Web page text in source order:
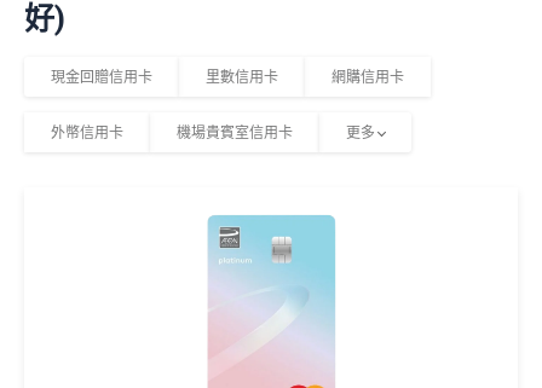
好)
現金回贈信用卡 里數信用卡 網購信用卡
外幣信用卡 機場貴賓室信用卡 更多